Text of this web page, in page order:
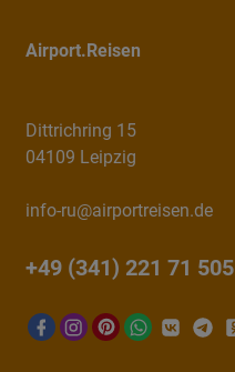
Airport.Reisen
Dittrichring 15
04109 Leipzig
info-ru@airportreisen.de
+49 (341) 221 71 505